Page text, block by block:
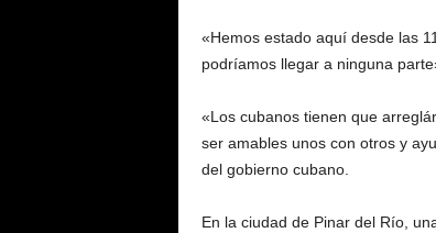
«Hemos estado aquí desde las
podríamos llegar a ninguna
«Los cubanos tienen que
ser amables unos con otros y
del gobierno cubano.
En la ciudad de Pinar del Río,